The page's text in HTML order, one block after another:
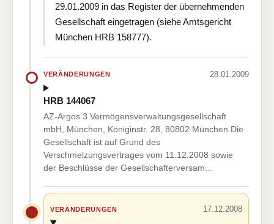
29.01.2009 in das Register der übernehmenden
Gesellschaft eingetragen (siehe Amtsgericht
München HRB 158777).
VERÄNDERUNGEN 28.01.2009
HRB 144067
AZ-Argos 3 Vermögensverwaltungsgesellschaft
mbH, München, Königinstr. 28, 80802 München.Die
Gesellschaft ist auf Grund des
Verschmelzungsvertrages vom 11.12.2008 sowie
der Beschlüsse der Gesellschafterversam…
VERÄNDERUNGEN 17.12.2008